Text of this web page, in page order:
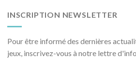
INSCRIPTION NEWSLETTER
Pour être informé des dernières
jeux, inscrivez-vous à notre lettre